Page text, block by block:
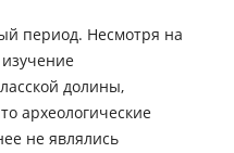
период. Несмотря на
долины,
археологические
не являлись